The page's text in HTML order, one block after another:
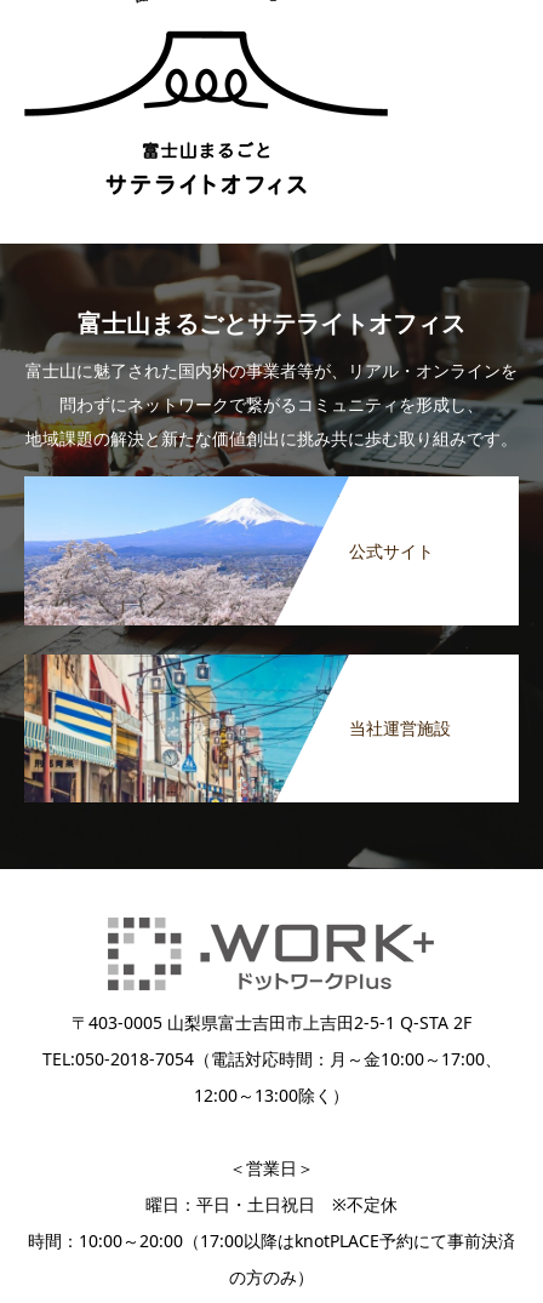
富士山まるごとサテライトオフィス
富士山に魅了された国内外の事業者等が、リアル・オンラインを
問わずにネットワークで繋がるコミュニティを形成し、
地域課題の解決と新たな価値創出に挑み共に歩む取り組みです。
公式サイト
当社運営施設
〒403-0005 山梨県富士吉田市上吉田2-5-1 Q-STA 2F
TEL:050-2018-7054（電話対応時間：月～金10:00～17:00、
12:00～13:00除く）
＜営業日＞
曜日：平日・土日祝日 ※不定休
時間：10:00～20:00（17:00以降はknotPLACE予約にて事前決済
の方のみ）